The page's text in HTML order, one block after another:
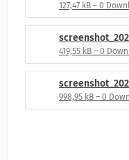
127,47 kB – 0
419,55 kB – 0
998,95 kB – 0